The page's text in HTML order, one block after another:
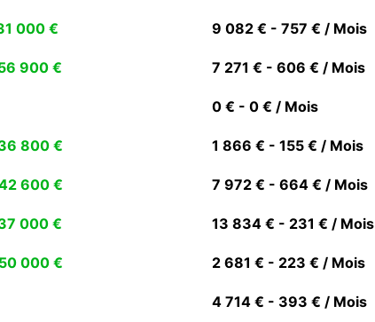
000 € 9 082 € - 757 € / Mois
900 € 7 271 € - 606 € / Mois
0 € - 0 € / Mois
800 € 1 866 € - 155 € / Mois
600 € 7 972 € - 664 € / Mois
000 € 13 834 € - 231 € / Mois
000 € 2 681 € - 223 € / Mois
4 714 € - 393 € / Mois